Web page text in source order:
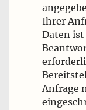
Ihrer
Daten
Anfrage